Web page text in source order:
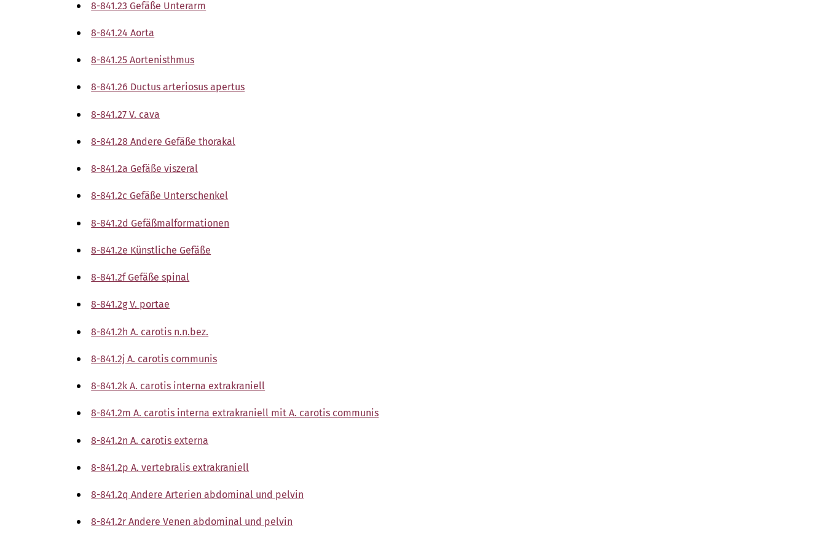
8-841.23 Gefäße Unterarm
8-841.24 Aorta
8-841.25 Aortenisthmus
8-841.26 Ductus arteriosus apertus
8-841.27 V. cava
8-841.28 Andere Gefäße thorakal
8-841.2a Gefäße viszeral
8-841.2c Gefäße Unterschenkel
8-841.2d Gefäßmalformationen
8-841.2e Künstliche Gefäße
8-841.2f Gefäße spinal
8-841.2g V. portae
8-841.2h A. carotis n.n.bez.
8-841.2j A. carotis communis
8-841.2k A. carotis interna extrakraniell
8-841.2m A. carotis interna extrakraniell mit A. carotis communis
8-841.2n A. carotis externa
8-841.2p A. vertebralis extrakraniell
8-841.2q Andere Arterien abdominal und pelvin
8-841.2r Andere Venen abdominal und pelvin